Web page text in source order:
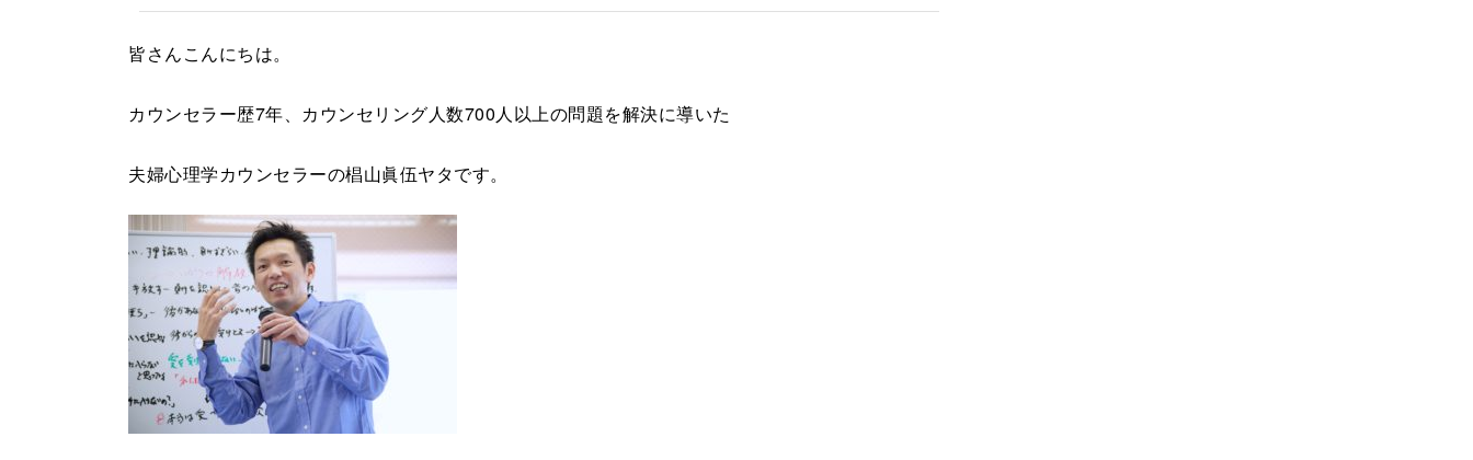
皆さんこんにちは。
カウンセラー歴7年、カウンセリング人数700人以上の問題を解決に導いた
夫婦心理学カウンセラーの椙山眞伍ヤタです。